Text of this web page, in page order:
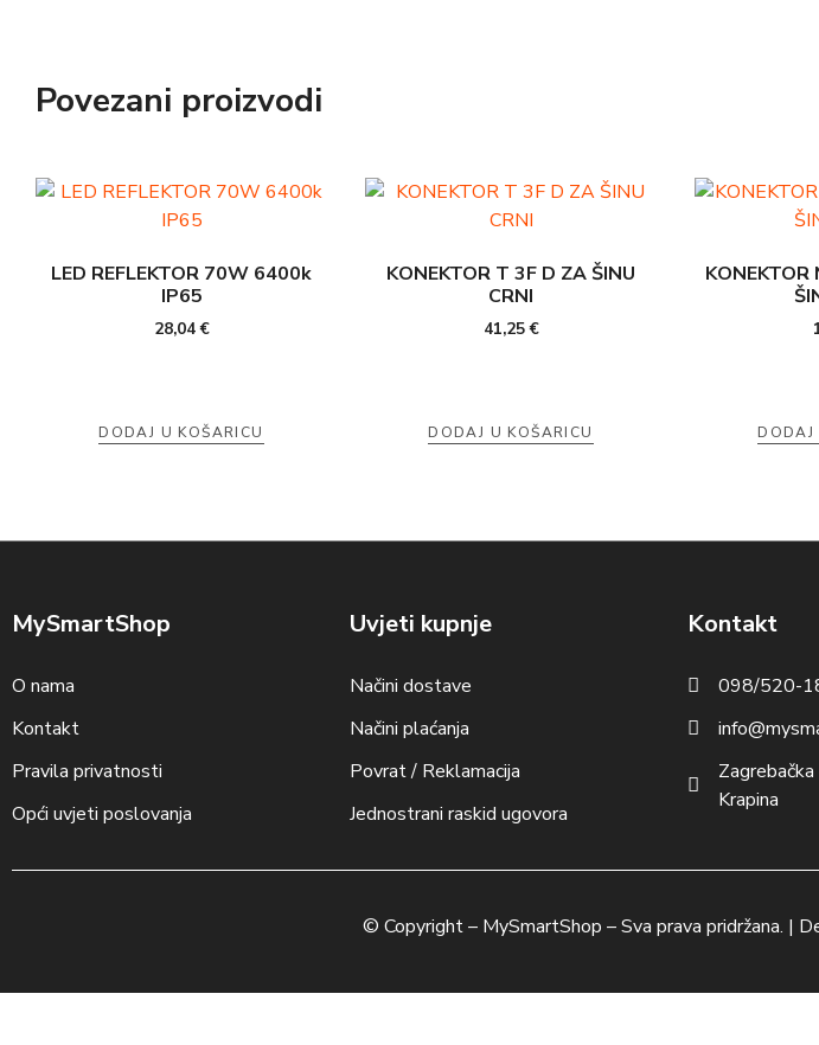
Povezani proizvodi
LED REFLEKTOR 70W 6400k
IP65
28,04€
DODAJ U KOŠARICU
KONEKTOR T 3F D ZA ŠINU
CRNI
41,25€
DODAJ U KOŠARICU
KONEKTOR
DODAJ
MySmartShop
O nama
Kontakt
Pravila privatnosti
Opći uvjeti poslovanja
Uvjeti kupnje
Načini dostave
Načini plaćanja
Povrat / Reklamacija
Jednostrani raskid ugovora
Kontakt
098/520-
Krapina
© Copyright – MySmartShop – Sva prava pridržana. |